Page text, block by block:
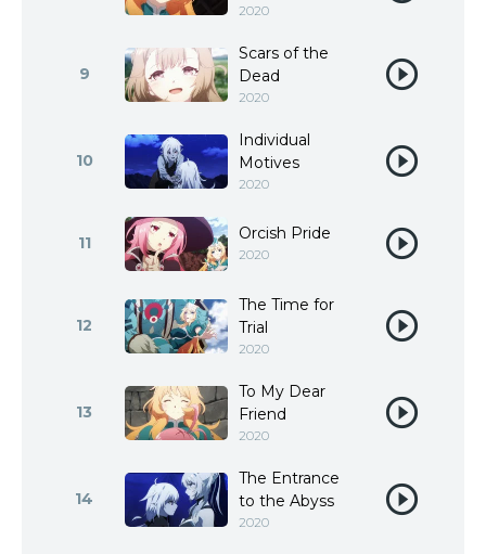
2020
9
Scars of the
Dead
2020
10
Individual
Motives
2020
11 Orcish Pride
2020
12
The Time for
Trial
2020
13
To My Dear
Friend
2020
14
The Entrance
to the Abyss
2020